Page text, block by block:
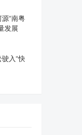
“南粤
发展
入“快